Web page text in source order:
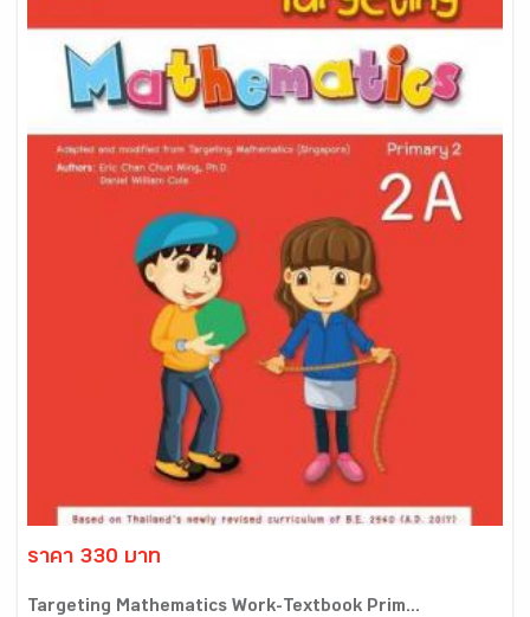
ราคา 330 บาท
Targeting Mathematics Work-Textbook Prim...